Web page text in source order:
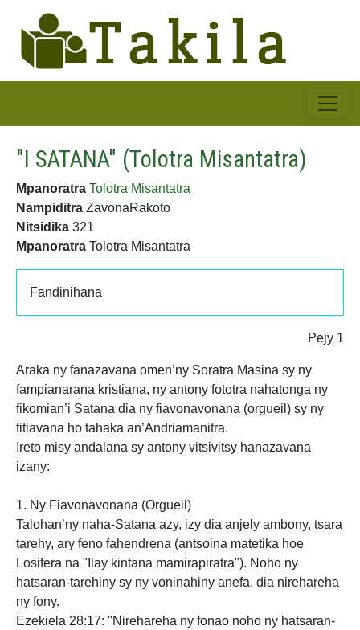
"I SATANA" (Tolotra Misantatra)
Mpanoratra Tolotra Misantatra
Nampiditra ZavonaRakoto
Nitsidika 321
Mpanoratra Tolotra Misantatra
Fandinihana
Pejy 1
Araka ny fanazavana omen’ny Soratra Masina sy ny
fampianarana kristiana, ny antony fototra nahatonga ny
fikomian’i Satana dia ny fiavonavonana (orgueil) sy ny
fitiavana ho tahaka an’Andriamanitra.
Ireto misy andalana sy antony vitsivitsy hanazavana
izany:
1. Ny Fiavonavonana (Orgueil)
Talohan’ny naha-Satana azy, izy dia anjely ambony, tsara
tarehy, ary feno fahendrena (antsoina matetika hoe
Losifera na "Ilay kintana mamirapiratra"). Noho ny
hatsaran-tarehiny sy ny voninahiny anefa, dia nirehareha
ny fony.
Ezekiela 28:17: "Nirehareha ny fonao noho ny hatsaran-